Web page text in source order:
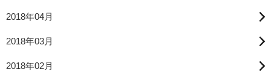
2018年04月
2018年03月
2018年02月